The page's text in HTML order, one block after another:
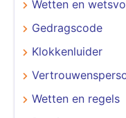
Wetten en
Gedragscode
Klokkenluider
Wetten en regels